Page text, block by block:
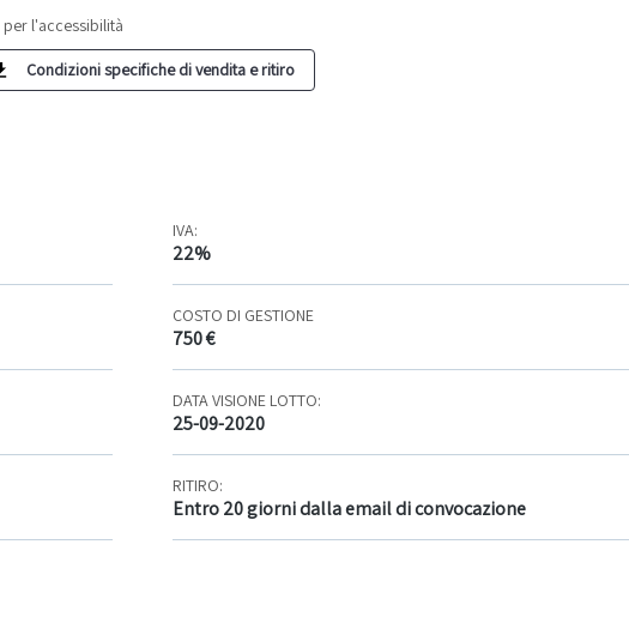
l'accessibilità
Condizioni specifiche di vendita e ritiro
IVA:
22%
COSTO DI GESTIONE
750 €
DATA VISIONE LOTTO:
25-09-2020
RITIRO:
Entro 20 giorni dalla email di convocazione